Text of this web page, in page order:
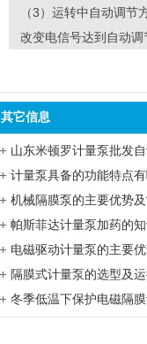
（3）运转中自动调
改变电信号达到自动
其它信息
计量泵具备的功能特点
机械隔膜泵的主要优势
帕斯菲达计量泵加药的
电磁驱动计量泵的主要
隔膜式计量泵的选型及
冬季低温下保护电磁隔